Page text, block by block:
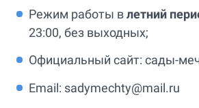
Режим работы влетний
23:00, без выходных;
Официальный сайт: сады-
Email: sadymechty@mail.ru